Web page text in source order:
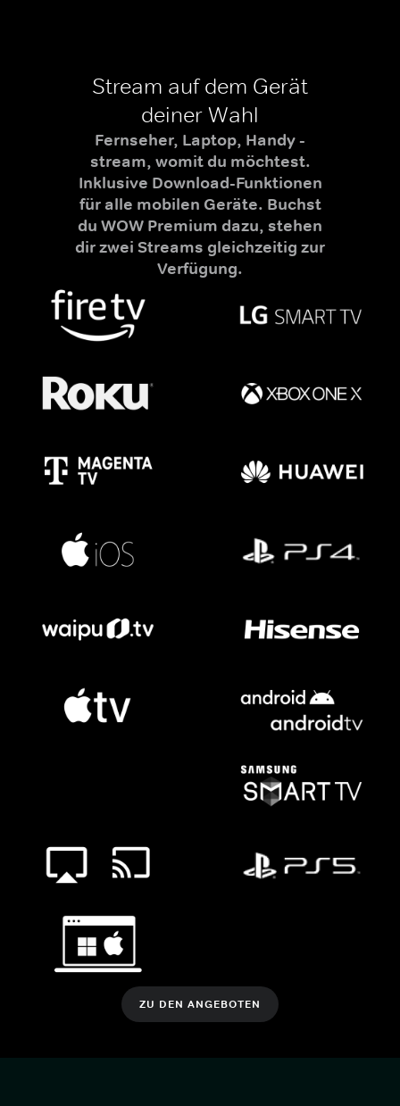
Stream auf dem Gerät
deiner Wahl
Fernseher, Laptop, Handy -
stream, womit du möchtest.
Inklusive Download-Funktionen
für alle mobilen Geräte. Buchst
du WOW Premium dazu, stehen
dir zwei Streams gleichzeitig zur
Verfügung.
ZU DEN ANGEBOTEN